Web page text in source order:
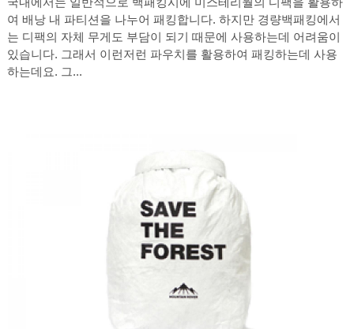
여 배낭 내 파티션을 나누어 패킹합니다. 하지만 경량백패킹에서
는 디팩의 자체 무게도 부담이 되기 때문에 사용하는데 어려움이
있습니다. 그래서 이런저런 파우치를 활용하여 패킹하는데 사용
하는데요. 그...